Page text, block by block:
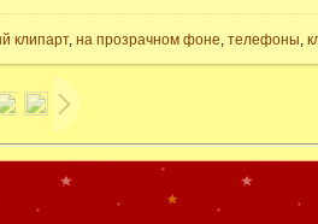
клипарт, на прозрачном фоне, телефоны,